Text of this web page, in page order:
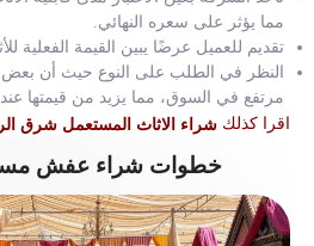
مما يؤثر على سعره النهائي.
تقديم للعميل عرضًا يبين القيمة الفعلية
النظر في الطلب على النوع حيث أن بعض
مرتفع في السوق، مما يزيد من قيمتها عند
اقرا كذلك شراء الاثاث المستعمل شرق
خطوات شراء عفش